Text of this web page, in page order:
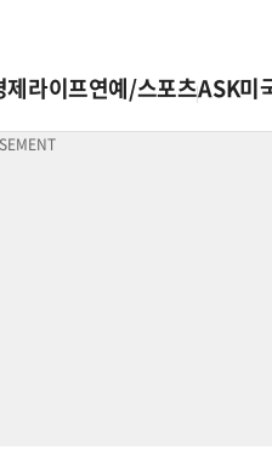
제라이프연예/스포츠ASK미